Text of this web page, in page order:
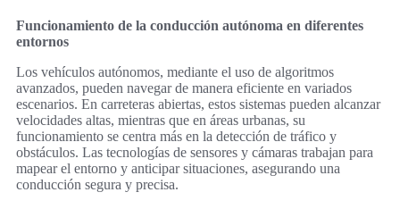
Funcionamiento de la conducción autónoma en diferentes
entornos
Los vehículos autónomos, mediante el uso de algoritmos
avanzados, pueden navegar de manera eficiente en variados
escenarios. En carreteras abiertas, estos sistemas pueden alcanzar
velocidades altas, mientras que en áreas urbanas, su
funcionamiento se centra más en la detección de tráfico y
obstáculos. Las tecnologías de sensores y cámaras trabajan para
mapear el entorno y anticipar situaciones, asegurando una
conducción segura y precisa.